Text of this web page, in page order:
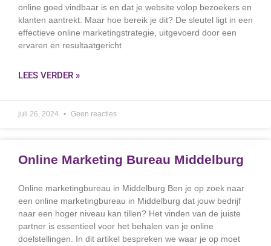
online goed vindbaar is en dat je website volop bezoekers en
klanten aantrekt. Maar hoe bereik je dit? De sleutel ligt in een
effectieve online marketingstrategie, uitgevoerd door een
ervaren en resultaatgericht
LEES VERDER »
juli 26, 2024 Geen reacties
Online Marketing Bureau Middelburg
Online marketingbureau in Middelburg Ben je op zoek naar
een online marketingbureau in Middelburg dat jouw bedrijf
naar een hoger niveau kan tillen? Het vinden van de juiste
partner is essentieel voor het behalen van je online
doelstellingen. In dit artikel bespreken we waar je op moet